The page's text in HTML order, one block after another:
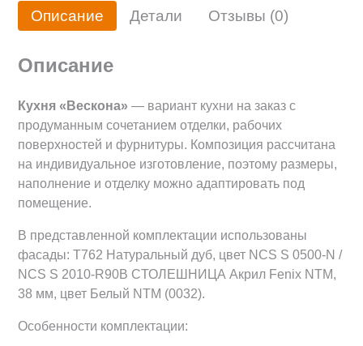
Описание Детали Отзывы (0)
Описание
Кухня «Вескона» — вариант кухни на заказ с
продуманным сочетанием отделки, рабочих
поверхностей и фурнитуры. Композиция рассчитана
на индивидуальное изготовление, поэтому размеры,
наполнение и отделку можно адаптировать под
помещение.
В представленной комплектации использованы
фасады: Т762 Натуральный дуб, цвет NCS S 0500-N /
NCS S 2010-R90B CТОЛЕШНИЦА Акрил Fenix NTM,
38 мм, цвет Белый NTM (0032).
Особенности комплектации: